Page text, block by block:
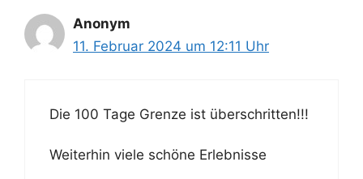
Anonym
11. Februar 2024 um 12:11 Uhr
Die 100 Tage Grenze ist überschritten!!!
Weiterhin viele schöne Erlebnisse